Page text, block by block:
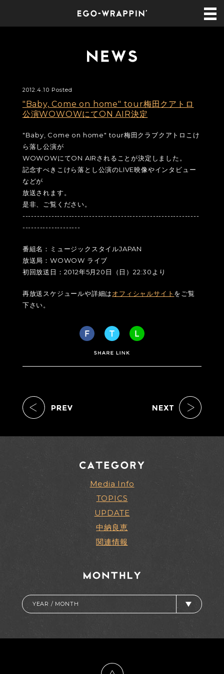
2012.4.10 Posted
"Baby, Come on home" tour梅田クアトロ
公演WOWOWにてON AIR決定
"Baby, Come on home" tour梅田クラブクアトロこけ
ら落し公演が
WOWOWにてON AIRされることが決定しました。
記念すべきこけら落とし公演のLIVE映像やインタビュー
などが
放送されます。
是非、ご覧ください。
-------------------------------------------------------------
--------------------
番組名：ミュージックスタイルJAPAN
放送局：WOWOW ライブ
初回放送日：2012年5月20日（日）22:30より
再放送スケジュールや詳細はオフィシャルサイト をご覧
下さい。
Media Info
TOPICS
UPDATE
中納良恵
関連情報
YEAR / MONTH